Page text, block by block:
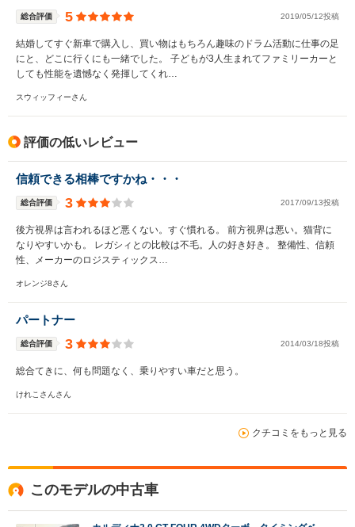
総合評価 5 2019/05/12投稿
結婚してすぐ新車で購入し、買い物はもちろん趣味のドラム活動に仕事の足
にと、どこに行くにも一緒でした。 子どもが3人生まれてファミリーカーと
しても性能を遺憾なく発揮してくれ…
スウィッフィーさん
評価の低いレビュー
信頼できる相棒ですかね・・・
総合評価 3 2017/09/13投稿
後方視界は言われるほど悪くない。すぐ慣れる。 前方視界は悪い。猫背に
なりやすいかも。 レガシィとの比較は不毛。人の好き好き。 整備性、信頼
性、メーカーのロジスティックス…
オレンジ8さん
パートナー
総合評価 3 2014/03/18投稿
総合てきに、何も問題なく、乗りやすい車だと思う。
けれこさんさん
クチコミをもっと見る
このモデルの中古車